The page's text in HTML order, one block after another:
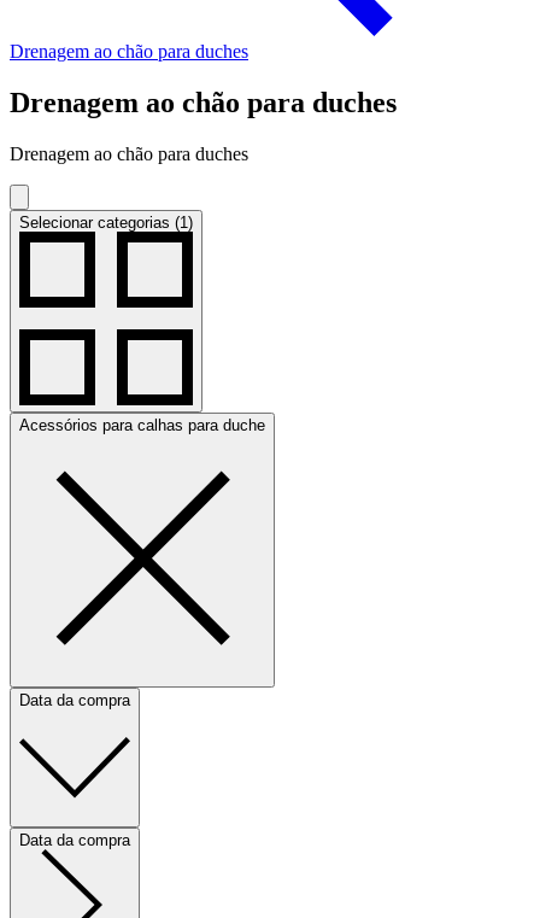
Drenagem ao chão para duches
Drenagem ao chão para duches
Drenagem ao chão para duches
Selecionar categorias (1)
Acessórios para calhas para duche
Data da compra
Data da compra